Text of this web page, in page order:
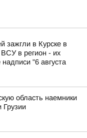
зажгли в Курске в
в регион - их
"6 августа
область наемники